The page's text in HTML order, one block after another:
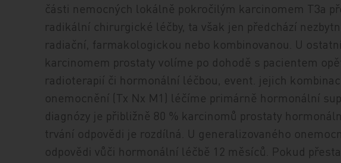
části nemocných lokálně pokročilým karcinomem T3a
radikální chirurgické léčby, ta však jen předchází
radiační, farmakologickou nebo kombinovanou. U
karcinomem prostaty volíme po dohodě s pacientem
radioterapií či hormonální léčbou, event. jejich
onemocnění (Tx Nx M1) léčíme primárně hormonální
diagnózy je přibližně 80 % karcinomů prostaty
trvání odpovědi je rozdílná. U generalizovaného
odpovědi vůči hormonální léčbě 12 měsíců. Pokud